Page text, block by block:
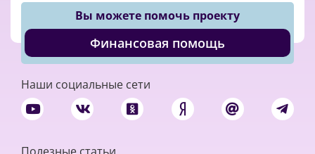
Вы можете помочь проекту
Финансовая помощь
Наши социальные сети